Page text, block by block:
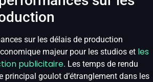
sur les délais de production
majeur pour les studios et les
publicitaire. Les temps de rendu
principal goulot d’étranglement dans les